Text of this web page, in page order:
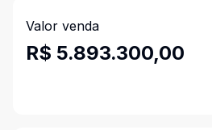
Valor venda
R$ 5.893.300,00